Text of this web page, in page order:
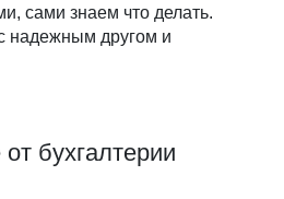
сами знаем что делать.
надежным другом и
бухгалтерии